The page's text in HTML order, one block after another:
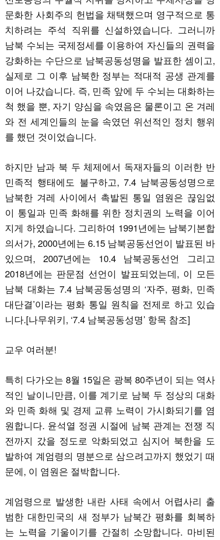
문화한 사회주의 헌법을 채택했으며 영구적으로 통
치하려는 주석 직위를 신설하였습니다. 그러니까
남북 수뇌는 국제정세를 이용하여 자신들의 권력을
강화하는 수단으로 남북공동성명을 발표한 셈이고,
실제로 그 이후 남북한 정부는 적대적 공생 관계를
이어 나갔습니다. 즉, 민족 앞에 두 수뇌는 대화하는
척 했을 뿐, 자기 양심을 속였음은 물론이고 온 겨레
와 전 세계인들의 눈을 속였던 위선적인 정치 행위
를 했던 것이었습니다.
하지만 남과 북 두 체제에서 독재자들의 이러한 반
민족적 행태에도 불구하고, 7.4 남북공동성명으로
남북한 겨레 사이에서 촉발된 통일 염원은 끊임없
이 통일과 민족 화해를 위한 정치권의 노력을 이어
지게 하였습니다. 그리하여 1991년에는 남북기본합
의서가, 2000년에는 6.15 남북공동선언이 발표된 바
있으며, 2007년에는 10.4 남북공동선언 그리고
2018년에는 판문점 선언이 발표되었는데, 이 모든
남북 대화는 7.4 남북공동성명의 ‘자주, 평화, 민족
대단결’이라는 평화 통일 원칙을 전제로 하고 있습
니다.[나무위키, ‘7.4 남북공동성명’ 항목 참조]
교우 여러분!
특히 다가오는 8월 15일은 광복 80주년이 되는 역사
적인 날이니만큼, 이를 계기로 남북 두 정상의 대화
와 민족 화해 및 경제 교류 노력이 가시화되기를 염
원합니다. 윤석열 정권 시절에 남북 관계는 전쟁 직
전까지 갔을 정도로 악화되었고 심지어 북한을 도
발하여 계엄령의 명분으로 삼으려고까지 했었기 때
문에, 이 염원은 절박합니다.
계엄령으로 발생한 내란 사태 속에서 어렵사리 출
범한 대한민국의 새 정부가 남북간 평화를 회복하
는 노력을 기울이기를 간절히 소망합니다. 마비된